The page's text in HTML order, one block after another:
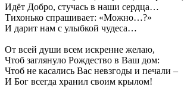
Идёт Добро, стучась в наши сердца…
Тихонько спрашивает: «Можно…?»
И дарит нам с улыбкой чудеса…
От всей души всем искренне желаю,
Чтоб заглянуло Рождество в Ваш дом:
Чтоб не касались Вас невзгоды и печали –
И Бог всегда хранил своим крылом!